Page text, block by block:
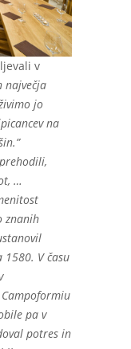
v
največja
jo
na
…
znanih
V času
pa v
potres in